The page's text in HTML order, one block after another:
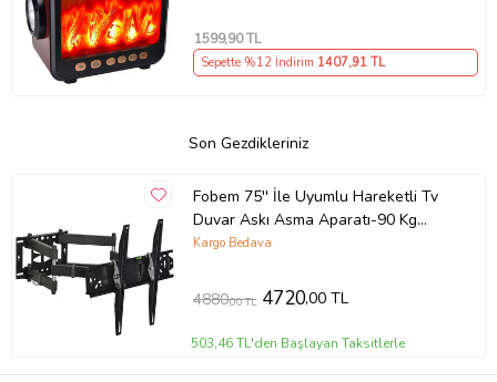
1599,90 TL
Sepette %12 İndirim 1407,91 TL
Son Gezdikleriniz
Fobem 75'' İle Uyumlu Hareketli Tv
Duvar Askı Asma Aparatı-90 Kg
Taşıma
Kargo Bedava
4880,00 TL 4720,00 TL
503,46 TL'den Başlayan Taksitlerle